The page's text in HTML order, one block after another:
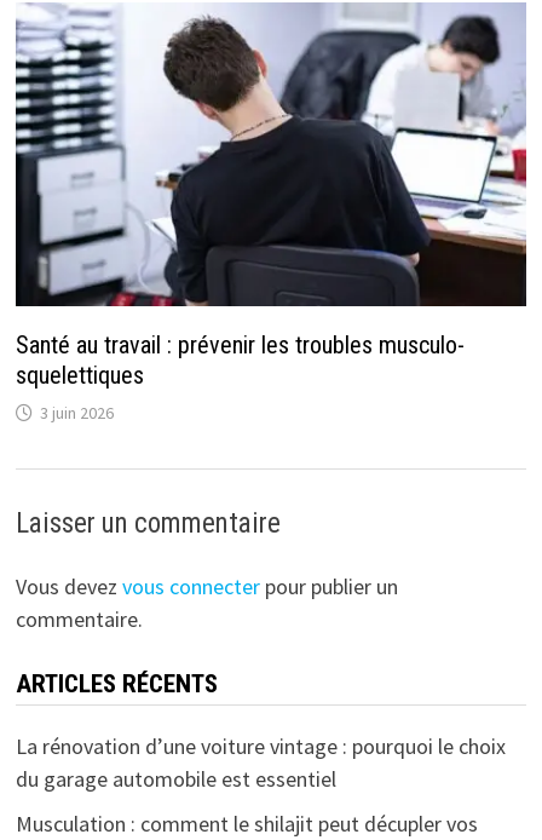
Santé au travail : prévenir les troubles musculo-
squelettiques
3 juin 2026
Laisser un commentaire
Vous devez vous connecterpour publier un
commentaire.
ARTICLES RÉCENTS
La rénovation d’une voiture vintage : pourquoi le choix
du garage automobile est essentiel
Musculation : comment le shilajit peut décupler vos